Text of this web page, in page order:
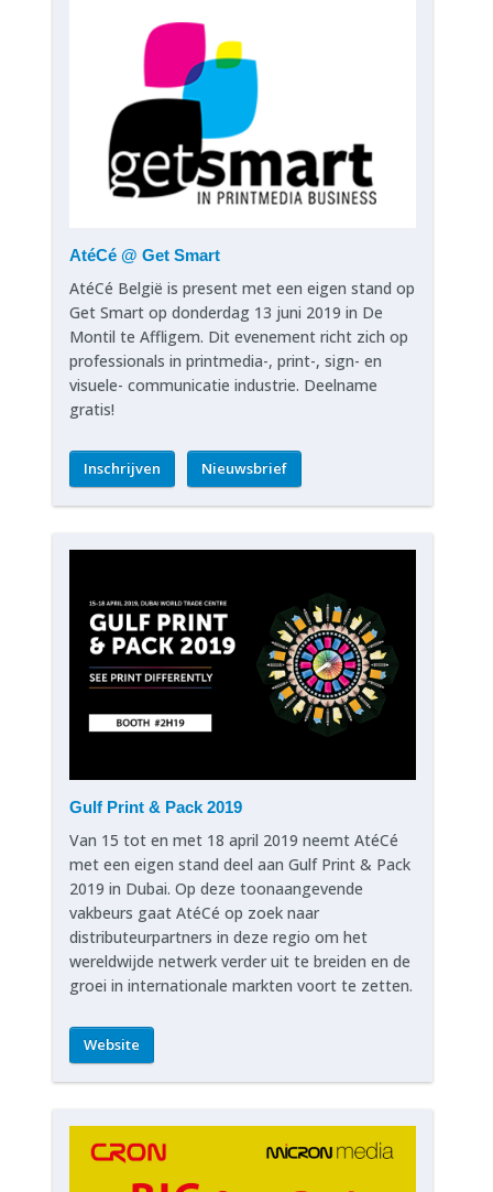
AtéCé @ Get Smart
AtéCé België is present met een eigen stand op
Get Smart op donderdag 13 juni 2019 in De
Montil te Affligem. Dit evenement richt zich op
professionals in printmedia-, print-, sign- en
visuele- communicatie industrie. Deelname
gratis!
Inschrijven Nieuwsbrief
Gulf Print & Pack 2019
Van 15 tot en met 18 april 2019 neemt AtéCé
met een eigen stand deel aan Gulf Print & Pack
2019 in Dubai. Op deze toonaangevende
vakbeurs gaat AtéCé op zoek naar
distributeurpartners in deze regio om het
wereldwijde netwerk verder uit te breiden en de
groei in internationale markten voort te zetten.
Website